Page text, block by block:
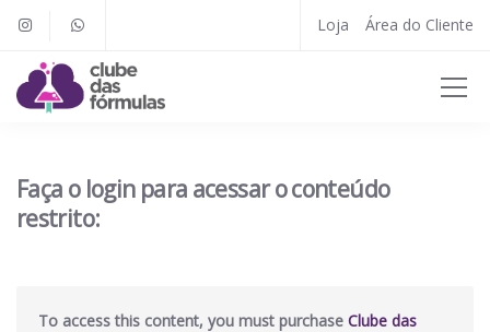
Loja Área do Cliente
Faça o login para acessar o conteúdo
restrito:
To access this content, you must purchase Clube das